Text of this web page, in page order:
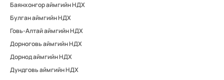
Баянхонгор аймгийн НДХ
Булган аймгийн НДХ
Говь-Алтай аймгийн НДХ
Дорноговь аймгийн НДХ
Дорнод аймгийн НДХ
Дундговь аймгийн НДХ